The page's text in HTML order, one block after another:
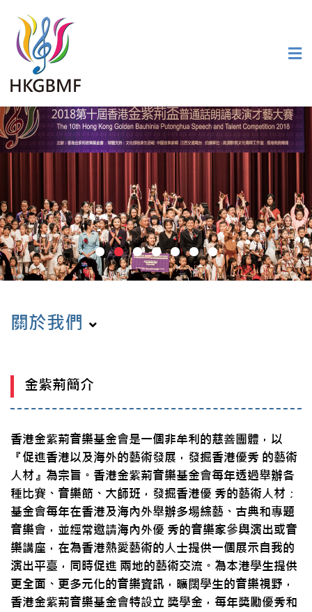
關於我們
金紫荊簡介
香港金紫荊音樂基金會是一個非牟利的慈善團體，以
『促進香港以及海外的藝術發展，發掘香港優秀 的藝術
人材』為宗旨。香港金紫荊音樂基金會每年透過舉辦各
種比賽、音樂節、大師班，發掘香港優 秀的藝術人材；
基金會每年在香港及海內外舉辦多場綜藝、古典和專題
音樂會，並經常邀請海內外優 秀的音樂家參與演出或音
樂講座，在為香港熱愛藝術的人士提供一個展示自我的
演出平臺，同時促進 兩地的藝術交流。為本港學生提供
更全面、更多元化的音樂資訊，曠闊學生的音樂視野，
香港金紫荊音樂基金會特設立 獎學金，每年獎勵優秀和